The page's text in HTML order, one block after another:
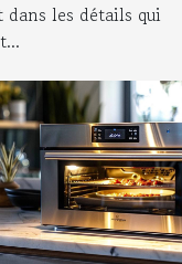
dans les détails qui